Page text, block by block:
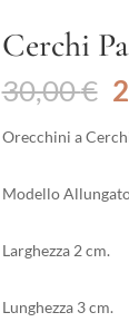
Cerchi
30,00€ Il
Orecchini a
Modello
Larghezza 2 cm.
Lunghezza 3 cm.